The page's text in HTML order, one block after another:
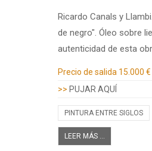
Ricardo Canals y
de negro". Óleo sobre
autenticidad de esta
Precio de salida 15.000 €
>> PUJAR AQUÍ
PINTURA ENTRE SIGLOS
LEER MÁS ...